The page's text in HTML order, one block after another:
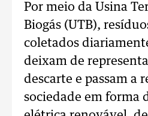
Por meio da Usina
Biogás (UTB),
coletados
deixam de
descarte e passam a
sociedade em forma